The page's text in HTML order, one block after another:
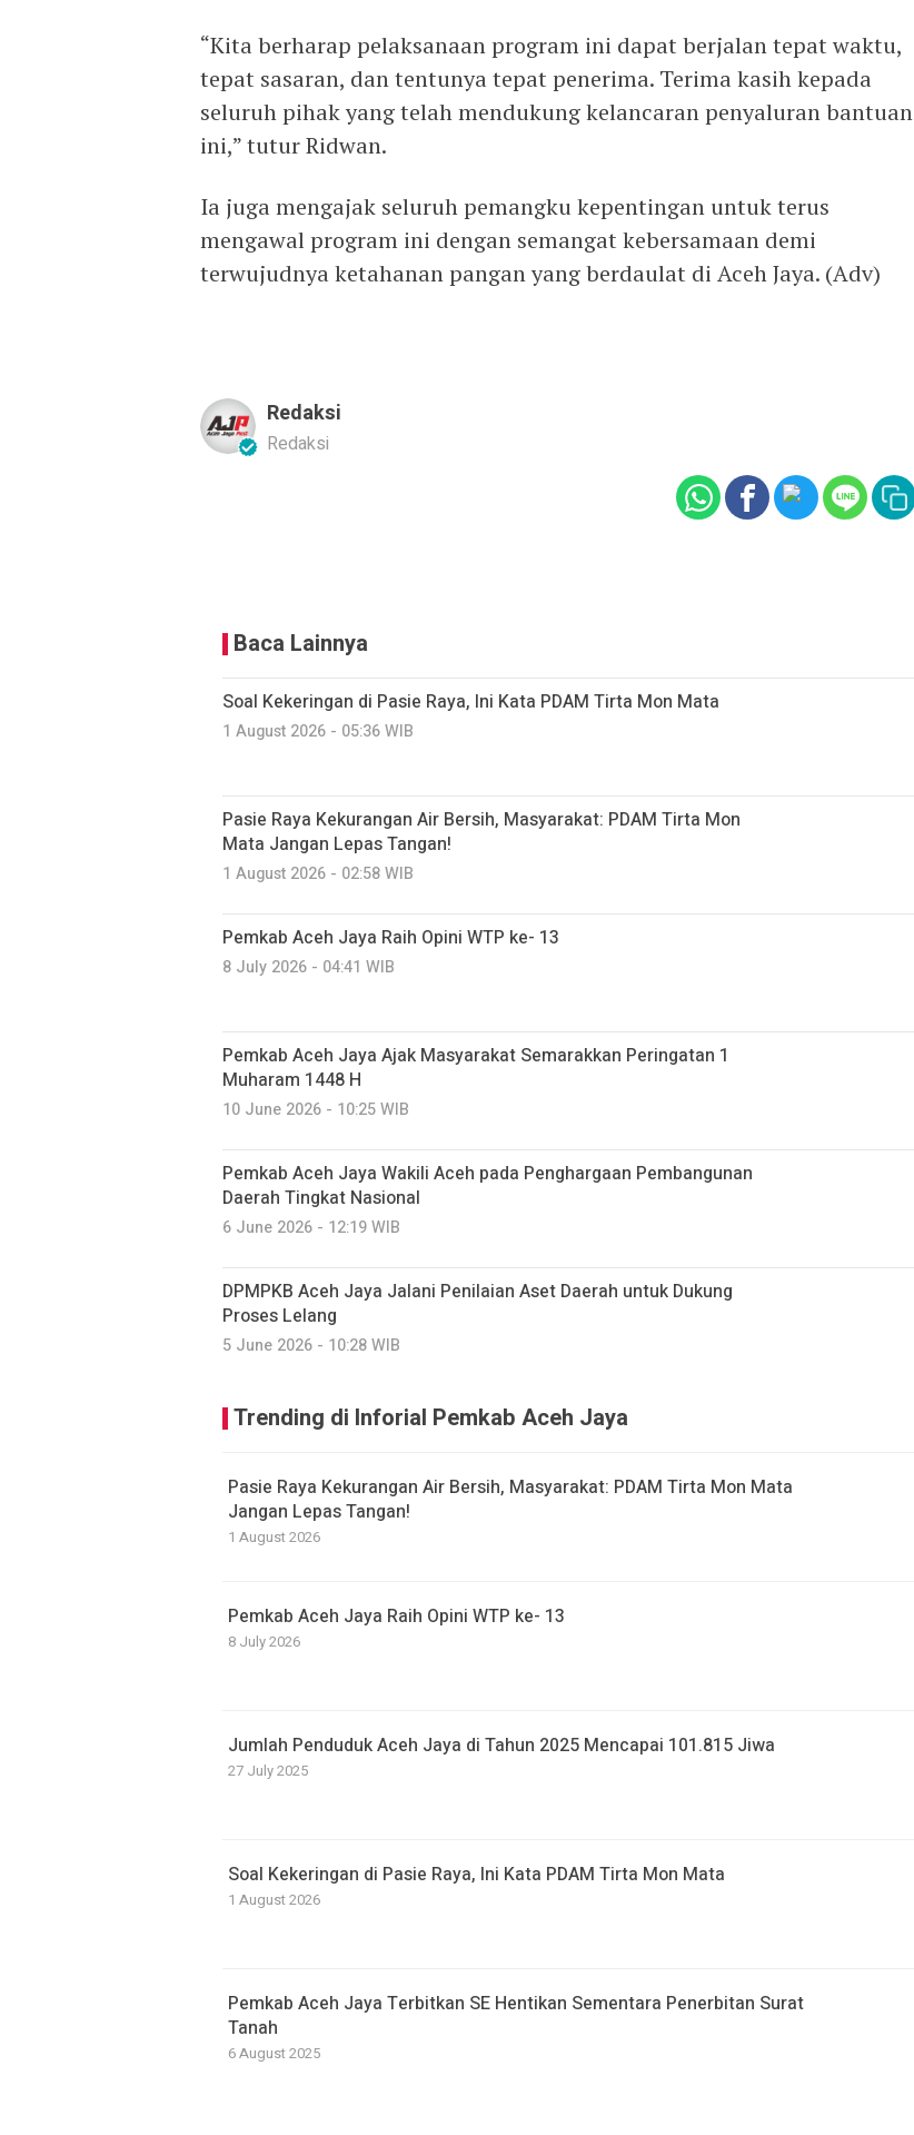
“Kita berharap pelaksanaan program ini dapat berjalan tepat waktu,
tepat sasaran, dan tentunya tepat penerima. Terima kasih kepada
seluruh pihak yang telah mendukung kelancaran penyaluran bantuan
ini,” tutur Ridwan.
Ia juga mengajak seluruh pemangku kepentingan untuk terus
mengawal program ini dengan semangat kebersamaan demi
terwujudnya ketahanan pangan yang berdaulat di Aceh Jaya. (Adv)
Redaksi
Redaksi
Baca Lainnya
Soal Kekeringan di Pasie Raya, Ini Kata PDAM Tirta Mon Mata
1 August 2026 - 05:36 WIB
Pasie Raya Kekurangan Air Bersih, Masyarakat: PDAM Tirta Mon
Mata Jangan Lepas Tangan!
1 August 2026 - 02:58 WIB
Pemkab Aceh Jaya Raih Opini WTP ke- 13
8 July 2026 - 04:41 WIB
Pemkab Aceh Jaya Ajak Masyarakat Semarakkan Peringatan 1
Muharam 1448 H
10 June 2026 - 10:25 WIB
Pemkab Aceh Jaya Wakili Aceh pada Penghargaan Pembangunan
Daerah Tingkat Nasional
6 June 2026 - 12:19 WIB
DPMPKB Aceh Jaya Jalani Penilaian Aset Daerah untuk Dukung
Proses Lelang
5 June 2026 - 10:28 WIB
Trending di Inforial Pemkab Aceh Jaya
Pasie Raya Kekurangan Air Bersih, Masyarakat: PDAM Tirta Mon Mata
Jangan Lepas Tangan!
1 August 2026
Pemkab Aceh Jaya Raih Opini WTP ke- 13
8 July 2026
Jumlah Penduduk Aceh Jaya di Tahun 2025 Mencapai 101.815 Jiwa
27 July 2025
Soal Kekeringan di Pasie Raya, Ini Kata PDAM Tirta Mon Mata
1 August 2026
Pemkab Aceh Jaya Terbitkan SE Hentikan Sementara Penerbitan Surat
Tanah
6 August 2025